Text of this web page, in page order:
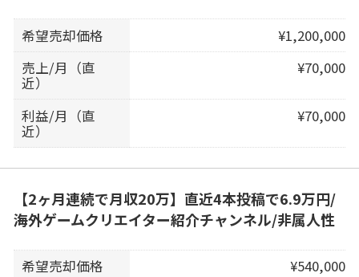
希望売却価格
¥1,200,000
売上/月（直
近）
¥70,000
利益/月（直
近）
¥70,000
【2ヶ月連続で月収20万】直近4本投稿で6.9万円/
海外ゲームクリエイター紹介チャンネル/非属人性
希望売却価格
¥540,000